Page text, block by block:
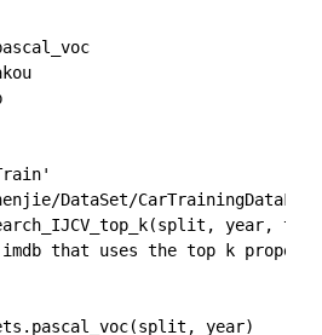
DataSet/
year,
that uses the top k
year)